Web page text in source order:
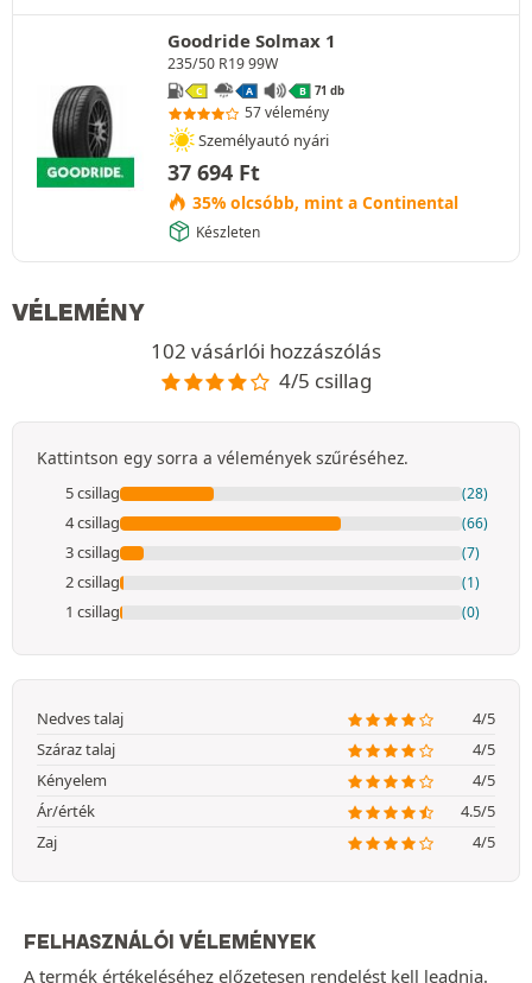
Goodride Solmax 1
235/50 R19 99W
C A B 71 db
57 vélemény
Személyautó nyári
37 694 Ft
35% olcsóbb, mint a Continental
Készleten
VÉLEMÉNY
102 vásárlói hozzászólás
4/5 csillag
Kattintson egy sorra a vélemények szűréséhez.
5 csillag (28)
4 csillag (66)
3 csillag (7)
2 csillag (1)
1 csillag (0)
Nedves talaj
4/5
Száraz talaj
4/5
Kényelem
4/5
Ár/érték
4.5/5
Zaj
4/5
FELHASZNÁLÓI VÉLEMÉNYEK
A termék értékeléséhez előzetesen rendelést kell leadnia.